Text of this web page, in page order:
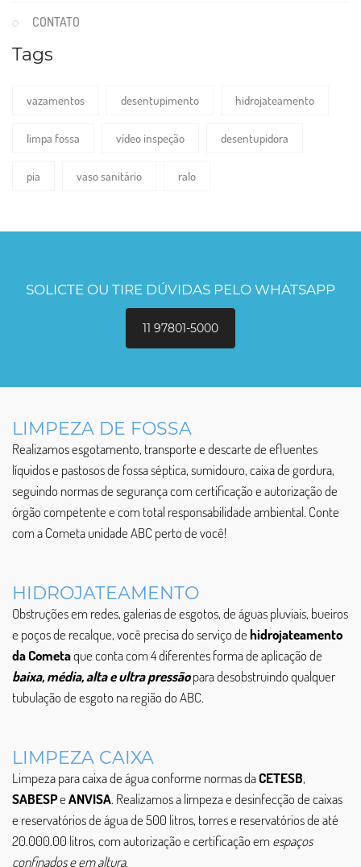
CONTATO
Tags
vazamentos desentupimento hidrojateamento
limpa fossa vídeo inspeção desentupidora
pia vaso sanitário ralo
SOLICTE OU TIRE DÚVIDAS PELO WHATSAPP
11 97801-5000
LIMPEZA DE FOSSA
Realizamos esgotamento, transporte e descarte de efluentes
líquidos e pastosos de fossa séptica, sumidouro, caixa de gordura,
seguindo normas de segurança com certificação e autorização de
órgão competente e com total responsabilidade ambiental. Conte
com a Cometa unidade ABC perto de você!
HIDROJATEAMENTO
Obstruções em redes, galerias de esgotos, de águas pluviais, bueiros
e poços de recalque, você precisa do serviço dehidrojateamento
da Cometaque conta com 4 diferentes forma de aplicação de
baixa, média, alta e ultra pressãopara desobstruindo qualquer
tubulação de esgoto na região do ABC.
LIMPEZA CAIXA
Limpeza para caixa de água conforme normas daCETESB,
SABESPeANVISA. Realizamos a limpeza e desinfecção de caixas
e reservatórios de água de 500 litros, torres e reservatórios de até
20.000.00 litros, com autorização e certificação emespaços
confinados e em altura.